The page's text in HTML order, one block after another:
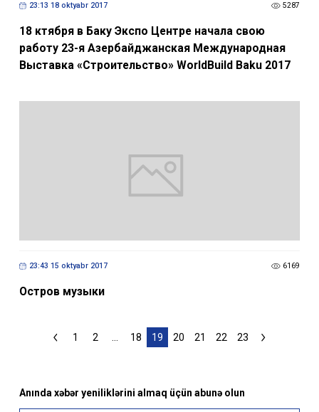
23:13 18 oktyabr 2017 5287
18 ктября в Баку Экспо Центре начала свою
работу 23-я Азербайджанская Международная
Выставка «Строительство» WorldBuild Baku 2017
23:43 15 oktyabr 2017 6169
Остров музыки
1 2 ... 18 19 20 21 22 23
Anında xəbər yeniliklərini almaq üçün abunə olun